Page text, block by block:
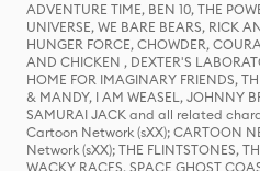
ADVENTURE TIME, BEN 10, THE
UNIVERSE, WE BARE BEARS, RICK
HUNGER FORCE, CHOWDER,
AND CHICKEN , DEXTER'S
HOME FOR IMAGINARY FRIENDS,
& MANDY, I AM WEASEL, JOHNNY
SAMURAI JACK and all related
Cartoon Network (sXX); CARTOON
Network (sXX); THE FLINTSTONES,
WACKY RACES, SPACE GHOST